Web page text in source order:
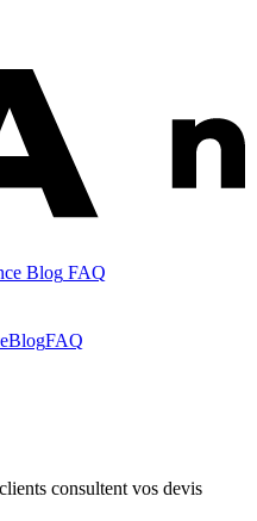
Blog FAQ
BlogFAQ
consultent vos devis